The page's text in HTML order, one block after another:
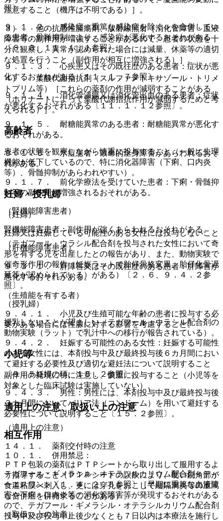
注意すること（機序は不明である）］。
３）． 他の抗悪性腫瘍剤、放射線照射［消化管障害・血液
障害等の副作用が増強することがあるので、患者の状態を十
分に観察し、異常が認められた場合には減量、休薬等の適切
な処置を行うこと（副作用が相互に増強される）］。
４）． 葉酸代謝拮抗剤（スルファメトキサゾール・トリメ
トプリム等）［これらの薬剤の作用が減弱することがある
（ホリナートによって葉酸代謝拮抗作用が減弱するためと考
えられる）］。
高齢者
患者の状態を観察しながら慎重に投与すること（一般に生理
機能が低下しているので、特に消化器障害（下痢、口内炎
等）、骨髄抑制があらわれやすい）。
妊婦・授乳婦
（妊婦）
妊婦又は妊娠している可能性のある女性には投与しないこと
（テガフール・ウラシル配合剤を投与された女性において奇
形を有する児を出産したとの報告があり、また、動物実験で
催奇形作用の報告（妊娠ラットで胎仔骨格変異、胎仔化骨遅
延等が認められている）がある）〔２．６、９．４．２参
照〕。
（授乳婦）
授乳しないことが望ましい（テガフール・ウラシル配合剤の
動物実験（ラット）で乳汁中への移行が報告されている）。
小児等
副作用の発現に特に注意し、慎重に投与すること（小児等を
対象とした臨床試験は実施していない）。
適用上の注意、取扱い上の注意
（適用上の注意）
１４．１． 薬剤交付時の注意
ＰＴＰ包装の薬剤はＰＴＰシートから取り出して服用するよ
う指導すること（ＰＴＰシートの誤飲により、硬い鋭角部が
食道粘膜へ刺入し、更には穿孔をおこして縦隔洞炎等の重篤
な合併症を併発することがある）。
（取扱い上の注意）
照〕。
９．１．２． 感染症＜重篤な感染症を除く＞を合併してい
る患者：骨髄抑制により、感染症が悪化するおそれがある
〔８．３、１１．１．１参照〕。
９．１．３． 心疾患又はその既往歴のある患者：症状が悪
化するおそれがある〔１１．１．７参照〕。
９．１．４． 消化管潰瘍又は消化管出血のある患者：症状
が悪化するおそれがある〔１１．１．１２参照〕。
９．１．５． 耐糖能異常のある患者：耐糖能異常が悪化す
るおそれがある。
９．１．６． 水痘患者：致命的全身障害があらわれるおそ
れがある。
９．１．７． 前化学療法を受けていた患者：下痢・骨髄抑
制等の副作用が増強されるおそれがある。
（腎機能障害患者）
腎機能障害患者：副作用が強くあらわれるおそれがある。
（肝機能障害患者）
９．３．１． 肝障害又はその既往歴のある患者：肝障害が
悪化するおそれがある。
（生殖能を有する者）
９．４．１． 小児及び生殖可能な年齢の患者に投与する必
要がある場合には性腺に対する影響を考慮すること。
９．４．２． 妊娠する可能性のある女性：妊娠する可能性
のある女性には、本剤投与中及び最終投与後６カ月間におい
て避妊する必要性及び適切な避妊法について説明すること
〔９．５妊婦の項、１５．２参照〕。
９．４．３． 男性：男性には、本剤投与中及び最終投与後
３カ月間においてバリア法（コンドーム）を用いて避妊する
必要性について説明すること〔１５．２参照〕。
相互作用
１０．１． 併用禁忌：
テガフール・ギメラシル・オテラシルカリウム配合剤＜ティ
ーエスワン＞〔１．４、２．５参照〕［早期に重篤な血液障
害や下痢・口内炎等の消化管障害等が発現するおそれがある
ので、テガフール・ギメラシル・オテラシルカリウム配合剤
投与中及び投与中止後少なくとも７日以内は本療法を施行し